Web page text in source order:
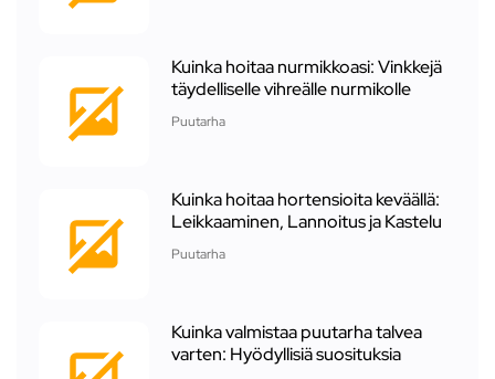
Kuinka hoitaa nurmikkoasi: Vinkkejä
täydelliselle vihreälle nurmikolle
Puutarha
Kuinka hoitaa hortensioita keväällä:
Leikkaaminen, Lannoitus ja Kastelu
Puutarha
Kuinka valmistaa puutarha talvea
varten: Hyödyllisiä suosituksia